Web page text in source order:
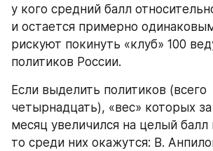
у кого средний балл
и остается примерно
рискуют покинуть «клуб» 100
политиков России.
Если выделить политиков (всего
четырнадцать), «вес» которых
месяц увеличился на целый балл
то среди них окажутся: В.